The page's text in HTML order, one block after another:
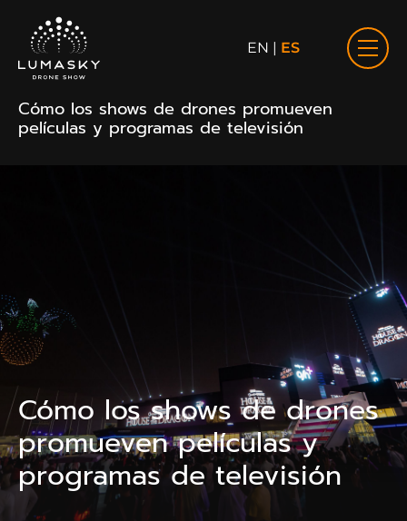
EN | ES
Cómo los shows de drones promueven
películas y programas de televisión
Cómo los shows de drones
promueven películas y
programas de televisión